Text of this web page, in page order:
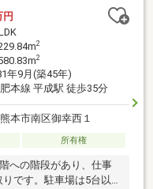
２台以上完備でご家族の
円
2
2
年9月(築45年)
本線 平成駅 徒歩35分
本市南区御幸西１
所有権
への階段があり、仕事
です。駐車場は5台以上